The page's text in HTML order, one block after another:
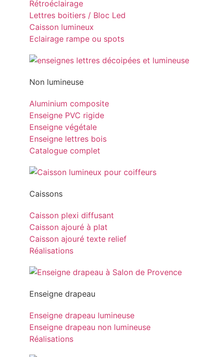
Rétroéclairage
Lettres boitiers / Bloc Led
Caisson lumineux
Eclairage rampe ou spots
Non lumineuse
Aluminium composite
Enseigne PVC rigide
Enseigne végétale
Enseigne lettres bois
Catalogue complet
Caissons
Caisson plexi diffusant
Caisson ajouré à plat
Caisson ajouré texte relief
Réalisations
Enseigne drapeau
Enseigne drapeau lumineuse
Enseigne drapeau non lumineuse
Réalisations